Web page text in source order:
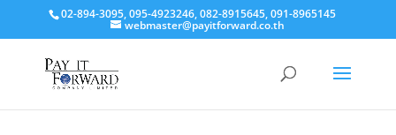
02-894-3095, 095-4923246, 082-8915645, 091-8965145
webmaster@payitforward.co.th